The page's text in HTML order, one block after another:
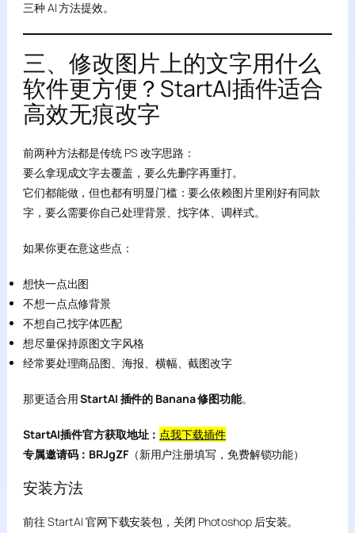
三种 AI 方法提效。
三、修改图片上的文字用什么
软件更方便？StartAI插件适合
高效无痕改字
前两种方法都是传统 PS 改字思路：
要么拿现成文字去覆盖，要么先删字再重打。
它们都能做，但也都有明显门槛：要么依赖图片里刚好有同款
字，要么需要你自己处理背景、找字体、调样式。
如果你更在意这些点：
想快一点出图
不想一点点修背景
不想自己找字体匹配
想尽量保持原图文字风格
经常要处理商品图、海报、横幅、截图改字
那更适合用StartAI 插件的 Banana 修图功能。
StartAI插件官方获取地址： 点我下载插件
专属邀请码：BRJgZF（新用户注册填写，免费解锁功能）
安装方法
前往 StartAI 官网下载安装包，关闭 Photoshop 后安装。